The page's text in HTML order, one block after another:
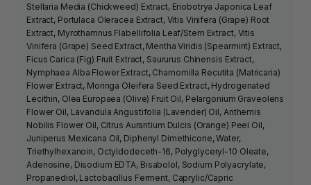
Stellaria Media (Chickweed) Extract, Eriobotrya Japonica Leaf
Extract, Portulaca Oleracea Extract, Vitis Vinifera (Grape) Root
Extract, Myrothamnus Flabellifolia Leaf/Stem Extract, Vitis
Vinifera (Grape) Seed Extract, Mentha Viridis (Spearmint) Extract,
Ficus Carica (Fig) Fruit Extract, Saururus Chinensis Extract,
Nymphaea Alba Flower Extract, Chamomilla Recutita (Matricaria)
Flower Extract, Moringa Oleifera Seed Extract, Hydrogenated
Lecithin, Olea Europaea (Olive) Fruit Oil, Pelargonium Graveolens
Flower Oil, Lavandula Angustifolia (Lavender) Oil, Anthemis
Nobilis Flower Oil, Citrus Aurantium Dulcis (Orange) Peel Oil,
Juniperus Mexicana Oil, Diphenyl Dimethicone, Water,
Triethylhexanoin, Octyldodeceth-16, Polyglyceryl-10 Oleate,
Adenosine, Disodium EDTA, Bisabolol, Sodium Polyacrylate,
Propanediol, Lactobacillus Ferment, Caprylic/Capric